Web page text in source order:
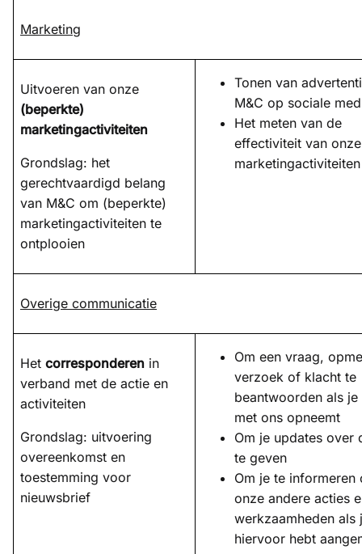
Marketing
Uitvoeren van onze
(beperkte)
marketingactiviteiten
Grondslag: het
gerechtvaardigd belang
van M&C om (beperkte)
marketingactiviteiten te
ontplooien
Tonen van
M&C op sociale
Het meten van de
effectiviteit van onze
marketingactiviteiten
Overige communicatie
Het corresponderen in
verband met de actie en
activiteiten
Grondslag: uitvoering
overeenkomst en
toestemming voor
nieuwsbrief
Om een vraag,
verzoek of klacht te
beantwoorden als
met ons opneemt
Om je updates over
te geven
Om je te informeren
onze andere acties
werkzaamheden als
hiervoor hebt